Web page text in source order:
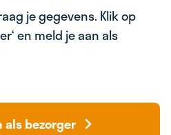
je gegevens. Klik op
en meld je aan als
als bezorger